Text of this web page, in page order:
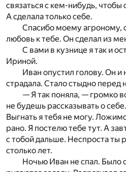
связаться с кем-нибудь, чтобы
А сделала только себе.
Спасибо моему агроному,
любовь к тебе. Он сделал из
С вами в кузнице я так и
Ириной.
Иван опустил голову. Он и
страдала. Стало стыдно перед
— Я так поняла, — громко
не будешь рассказывать о
Выгнать я тебя не могу.
рано. Я постелю тебе тут. А
с тобой дальше. Неспроста ты
столько лет.
Ночью Иван не спал. Было